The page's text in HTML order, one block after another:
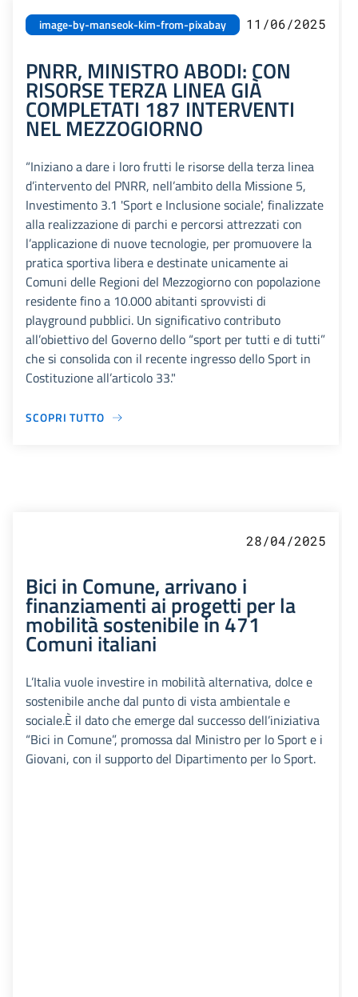
image-by-manseok-kim-from-pixabay 11/06/2025
PNRR, MINISTRO ABODI: CON
RISORSE TERZA LINEA GIÀ
COMPLETATI 187 INTERVENTI
NEL MEZZOGIORNO
“Iniziano a dare i loro frutti le risorse della terza linea
d’intervento del PNRR, nell’ambito della Missione 5,
Investimento 3.1 'Sport e Inclusione sociale', finalizzate
alla realizzazione di parchi e percorsi attrezzati con
l’applicazione di nuove tecnologie, per promuovere la
pratica sportiva libera e destinate unicamente ai
Comuni delle Regioni del Mezzogiorno con popolazione
residente fino a 10.000 abitanti sprovvisti di
playground pubblici. Un significativo contributo
all’obiettivo del Governo dello “sport per tutti e di tutti”
che si consolida con il recente ingresso dello Sport in
Costituzione all’articolo 33."
SCOPRI TUTTO
28/04/2025
Bici in Comune, arrivano i
finanziamenti ai progetti per la
mobilità sostenibile in 471
Comuni italiani
L’Italia vuole investire in mobilità alternativa, dolce e
sostenibile anche dal punto di vista ambientale e
sociale.È il dato che emerge dal successo dell’iniziativa
“Bici in Comune”, promossa dal Ministro per lo Sport e i
Giovani, con il supporto del Dipartimento per lo Sport.